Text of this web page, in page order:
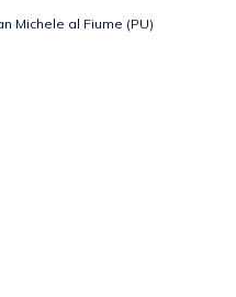
Michele al Fiume (PU)